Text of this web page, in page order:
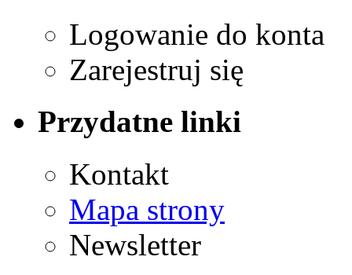
Logowanie do konta
Zarejestruj się
Przydatne linki
Kontakt
Mapa strony
Newsletter